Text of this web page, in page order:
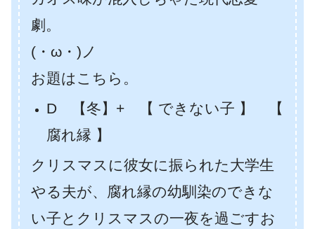
劇。
(・ω・)ノ
お題はこちら。
D 【冬】+ 【 できない子 】 【
腐れ縁 】
クリスマスに彼女に振られた大学生
やる夫が、腐れ縁の幼馴染のできな
い子とクリスマスの一夜を過ごすお